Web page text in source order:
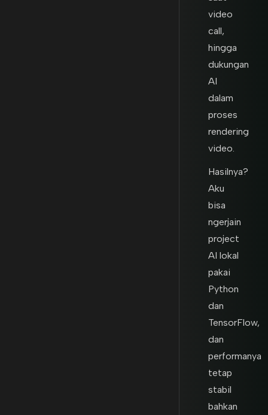
video
call,
hingga
dukungan
AI
dalam
proses
rendering
video.
Hasilnya?
Aku
bisa
ngerjain
project
AI lokal
pakai
Python
dan
TensorFlow,
dan
performanya
tetap
stabil
bahkan